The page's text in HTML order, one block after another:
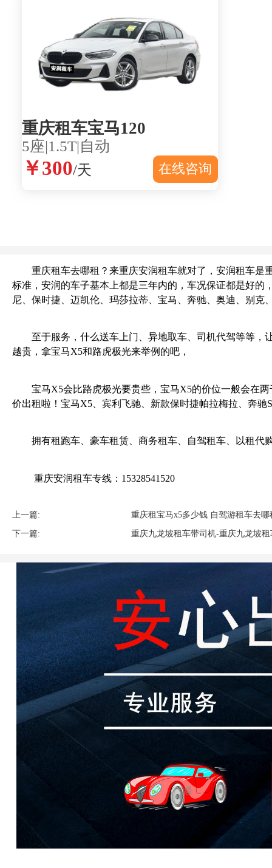
重庆租车宝马120
5座|1.5T|自动
￥300/天 在线咨询
重庆租车去哪租？来重庆安润租车就对了，安润租车是
标准，安润的车子基本上都是三年内的，车况保证都是好
尼、保时捷、迈凯伦、玛莎拉蒂、宝马、奔驰、奥迪、别克
至于服务，什么送车上门、异地取车、司机代驾等等，
越贵，拿宝马X5和路虎极光来举例的吧，
宝马X5会比路虎极光要贵些，宝马X5的价位一般会在两
价出租啦！宝马X5、宾利飞驰、新款保时捷帕拉梅拉、奔
拥有租跑车、豪车租赁、商务租车、自驾租车、以租代
重庆安润租车专线：15328541520
上一篇: 重庆租宝马x5多少钱 自驾游租车去哪
下一篇: 重庆九龙坡租车带司机-重庆九龙坡